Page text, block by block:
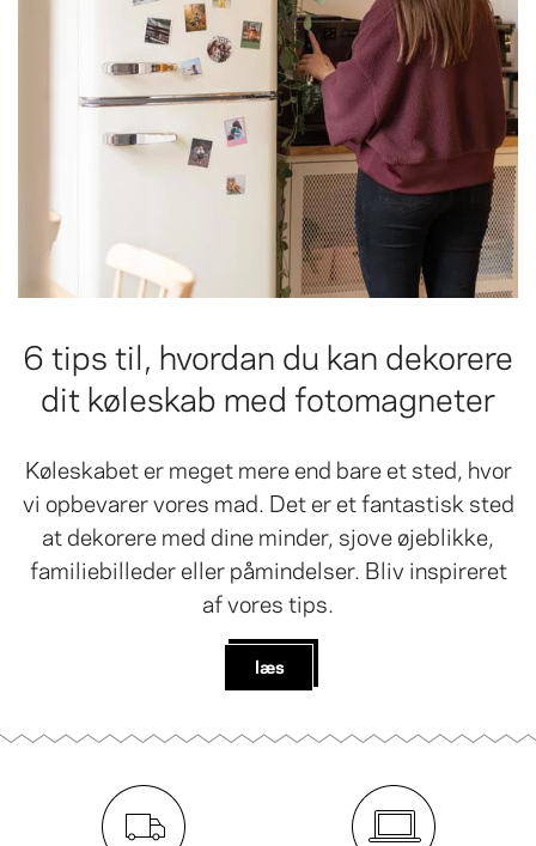
6 tips til, hvordan du kan dekorere
dit køleskab med fotomagneter
Køleskabet er meget mere end bare et sted, hvor
vi opbevarer vores mad. Det er et fantastisk sted
at dekorere med dine minder, sjove øjeblikke,
familiebilleder eller påmindelser. Bliv inspireret
af vores tips.
læs